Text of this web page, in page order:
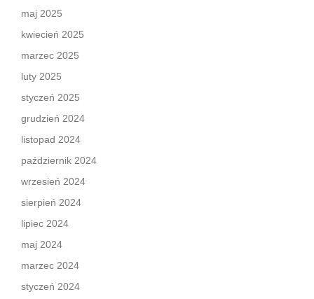
maj 2025
kwiecień 2025
marzec 2025
luty 2025
styczeń 2025
grudzień 2024
listopad 2024
październik 2024
wrzesień 2024
sierpień 2024
lipiec 2024
maj 2024
marzec 2024
styczeń 2024